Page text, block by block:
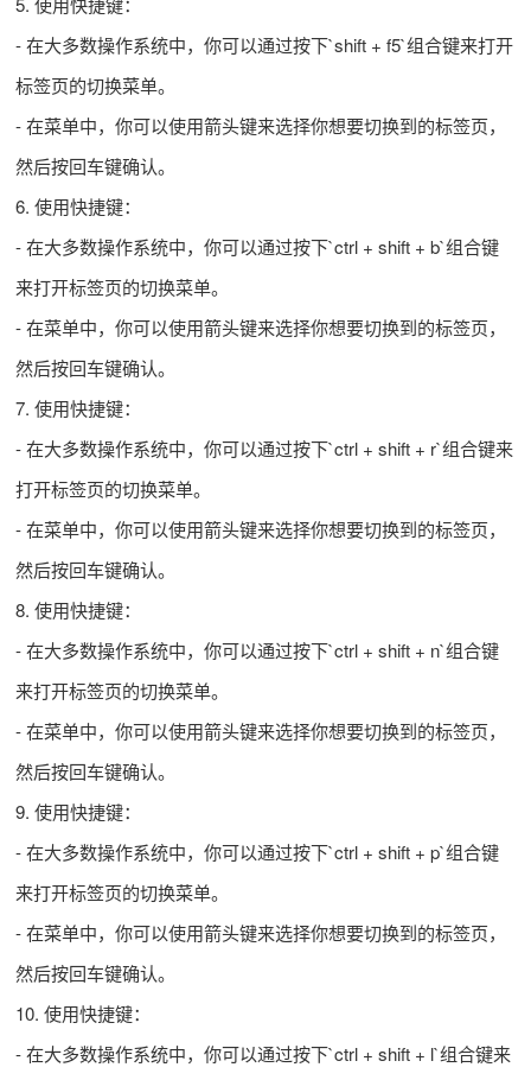
- 在大多数操作系统中，你可以通过按下`shift + f5`组合键来打开
标签页的切换菜单。
- 在菜单中，你可以使用箭头键来选择你想要切换到的标签页，
然后按回车键确认。
6. 使用快捷键：
- 在大多数操作系统中，你可以通过按下`ctrl + shift + b`组合键
来打开标签页的切换菜单。
- 在菜单中，你可以使用箭头键来选择你想要切换到的标签页，
然后按回车键确认。
7. 使用快捷键：
- 在大多数操作系统中，你可以通过按下`ctrl + shift + r`组合键来
打开标签页的切换菜单。
- 在菜单中，你可以使用箭头键来选择你想要切换到的标签页，
然后按回车键确认。
8. 使用快捷键：
- 在大多数操作系统中，你可以通过按下`ctrl + shift + n`组合键
来打开标签页的切换菜单。
- 在菜单中，你可以使用箭头键来选择你想要切换到的标签页，
然后按回车键确认。
9. 使用快捷键：
- 在大多数操作系统中，你可以通过按下`ctrl + shift + p`组合键
来打开标签页的切换菜单。
- 在菜单中，你可以使用箭头键来选择你想要切换到的标签页，
然后按回车键确认。
10. 使用快捷键：
- 在大多数操作系统中，你可以通过按下`ctrl + shift + l`组合键来